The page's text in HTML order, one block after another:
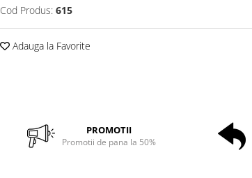
Cod Produs: 615
Adauga la Favorite
PROMOTII
Promotii de pana la 50%